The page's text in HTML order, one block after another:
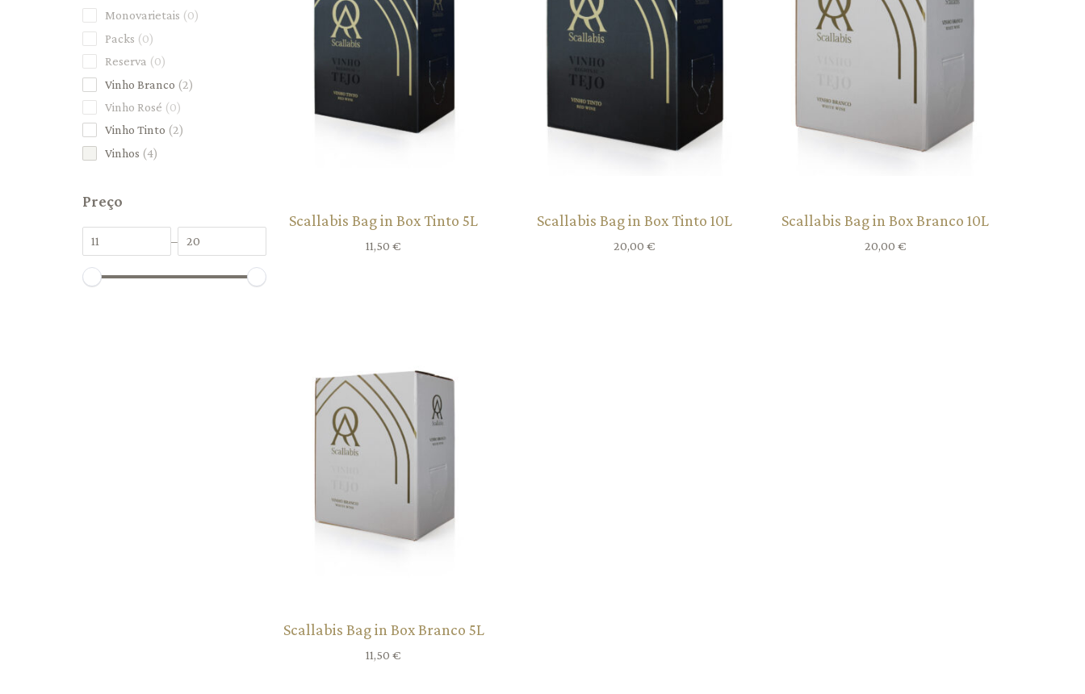
Monovarietais
0
Packs
0
Reserva
0
Vinho Branco 2
Vinho Rosé
0
Vinho Tinto 2
Vinhos 4
Preço
–
Scallabis Bag in Box Tinto 5L
11,50€
Scallabis Bag in Box Tinto 10L
20,00 €
Scallabis Bag in Box Branco 10L
20,00 €
Scallabis Bag in Box Branco 5L
11,50€